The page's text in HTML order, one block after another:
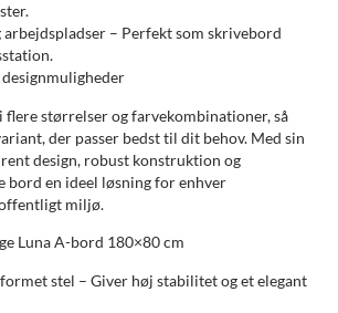
– Perfekt som skrivebord
flere størrelser og farvekombinationer, så
der passer bedst til dit behov. Med sin
design, robust konstruktion og
bord en ideel løsning for enhver
miljø.
Luna A-bord 180×80 cm
stel – Giver høj stabilitet og et elegant